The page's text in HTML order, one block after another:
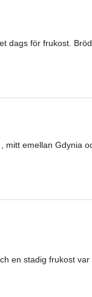
dags för frukost.
emellan Gdynia
en stadig frukost